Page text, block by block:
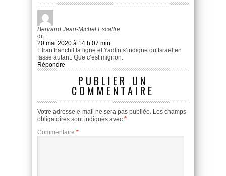
Bertrand Jean-Michel Escaffre
dit :
20 mai 2020 à 14 h 07 min
L’Iran franchit la ligne et Yadlin s’indigne qu’Israel en
fasse autant. Que c’est mignon.
Répondre
PUBLIER UN
COMMENTAIRE
Votre adresse e-mail ne sera pas publiée. Les champs
obligatoires sont indiqués avec *
Commentaire *